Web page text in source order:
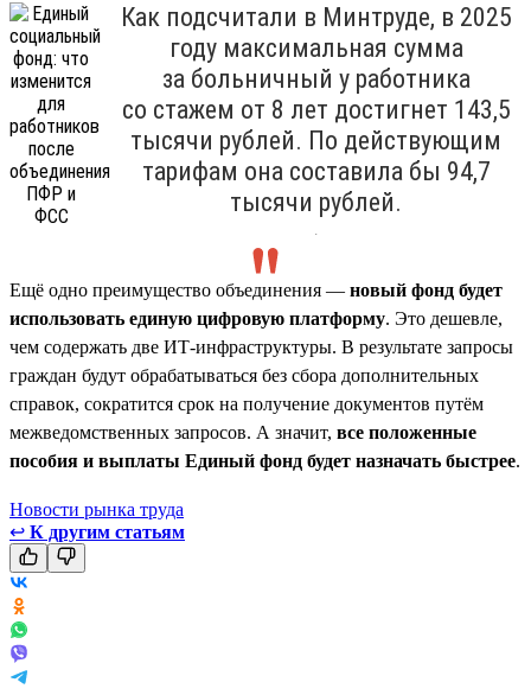
Как подсчитали в Минтруде, в 2025
году максимальная сумма
за больничный у работника
со стажем от 8 лет достигнет 143,5
тысячи рублей. По действующим
тарифам она составила бы 94,7
тысячи рублей.
.
Ещё одно преимущество объединения — новый фонд будет
использовать единую цифровую платформу. Это дешевле,
чем содержать две ИТ-инфраструктуры. В результате запросы
граждан будут обрабатываться без сбора дополнительных
справок, сократится срок на получение документов путём
межведомственных запросов. А значит, все положенные
пособия и выплаты Единый фонд будет назначать быстрее.
Новости рынка труда
↩ К другим статьям